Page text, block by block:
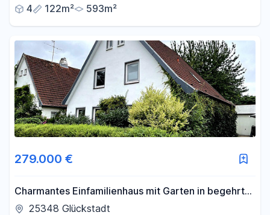
4
122m² 593m²
279.000 €
Charmantes Einfamilienhaus mit Garten in begehrter
Wohnlage
25348 Glückstadt